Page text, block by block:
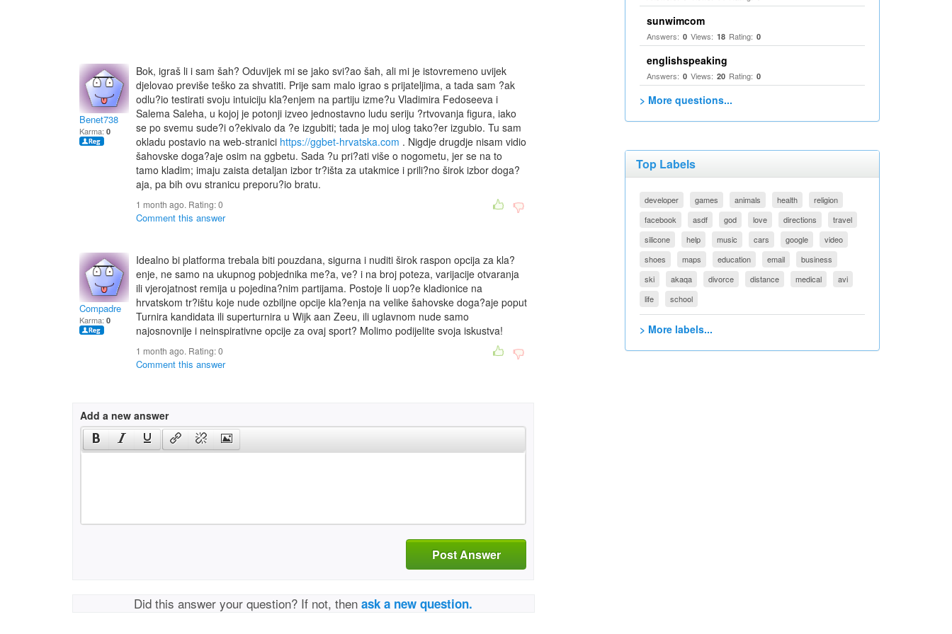
Benet738
Karma: 0
Bok, igraš li i sam šah? Oduvijek mi se jako svi?ao šah, ali mi je istovremeno uvijek
djelovao previše teško za shvatiti. Prije sam malo igrao s prijateljima, a tada sam ?ak
odlu?io testirati svoju intuiciju kla?enjem na partiju izme?u Vladimira Fedoseeva i
Salema Saleha, u kojoj je potonji izveo jednostavno ludu seriju ?rtvovanja figura, iako
se po svemu sude?i o?ekivalo da ?e izgubiti; tada je moj ulog tako?er izgubio. Tu sam
okladu postavio na web-stranici https://ggbet-hrvatska.com . Nigdje drugdje nisam vidio
šahovske doga?aje osim na ggbetu. Sada ?u pri?ati više o nogometu, jer se na to
tamo kladim; imaju zaista detaljan izbor tr?išta za utakmice i prili?no širok izbor doga?
aja, pa bih ovu stranicu preporu?io bratu.
1 month ago. Rating:0
Comment this answer
Compadre
Karma: 0
Idealno bi platforma trebala biti pouzdana, sigurna i nuditi širok raspon opcija za kla?
enje, ne samo na ukupnog pobjednika me?a, ve? i na broj poteza, varijacije otvaranja
ili vjerojatnost remija u pojedina?nim partijama. Postoje li uop?e kladionice na
hrvatskom tr?ištu koje nude ozbiljne opcije kla?enja na velike šahovske doga?aje poput
Turnira kandidata ili superturnira u Wijk aan Zeeu, ili uglavnom nude samo
najosnovnije i neinspirativne opcije za ovaj sport? Molimo podijelite svoja iskustva!
1 month ago. Rating:0
Comment this answer
Add a new answer
Post Answer
Did this answer your question? If not, thenask a new question.
sunwimcom
Answers: 0 Views: 18 Rating: 0
englishspeaking
Answers: 0 Views: 20 Rating: 0
> More questions...
Top Labels
developer games animals health
religion
facebook
asdf god love directions
travel
silicone
help music cars google
video
shoes
maps education email
business
ski
akaqa divorce distance medical
avi
life
school
> More labels...